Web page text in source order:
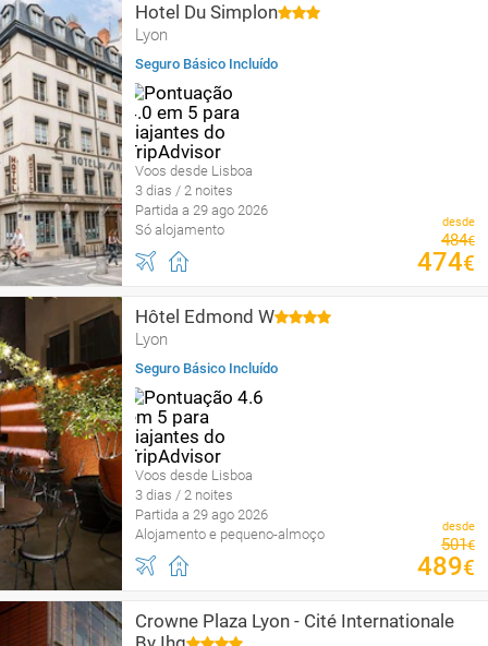
Hotel Du Simplon
Lyon
Seguro Básico Incluído
Voos desde Lisboa
3 dias / 2 noites
Partida a 29 ago 2026
Só alojamento
desde
484€
474€
Hôtel Edmond W
Lyon
Seguro Básico Incluído
Voos desde Lisboa
3 dias / 2 noites
Partida a 29 ago 2026
Alojamento e pequeno-almoço
desde
501€
489€
Crowne Plaza Lyon - Cité Internationale